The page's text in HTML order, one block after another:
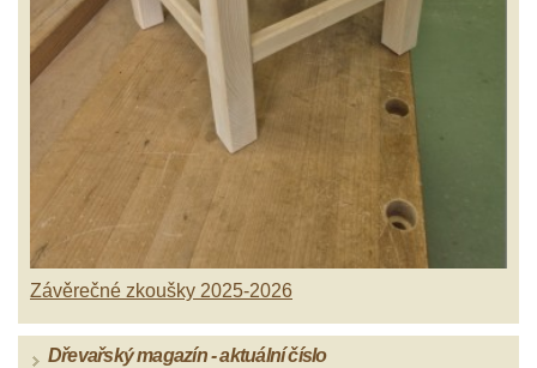
Závěrečné zkoušky 2025-2026
Dřevařský magazín - aktuální číslo